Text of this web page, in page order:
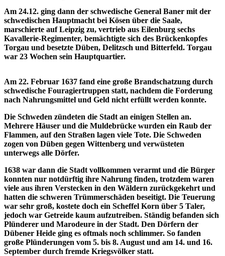
Am 24.12. ging dann der schwedische General Baner mit der
schwedischen Hauptmacht bei Kösen über die Saale,
marschierte auf Leipzig zu, vertrieb aus Eilenburg sechs
Kavallerie-Regimenter, bemächtigte sich des Brückenkopfes
Torgau und besetzte Düben, Delitzsch und Bitterfeld. Torgau
war 23 Wochen sein Hauptquartier.
Am 22. Februar 1637 fand eine große Brandschatzung durch
schwedische Fouragiertruppen statt, nachdem die Forderung
nach Nahrungsmittel und Geld nicht erfüllt werden konnte.
Die Schweden zündeten die Stadt an einigen Stellen an.
Mehrere Häuser und die Muldebrücke wurden ein Raub der
Flammen, auf den Straßen lagen viele Tote. Die Schweden
zogen von Düben gegen Wittenberg und verwüsteten
unterwegs alle Dörfer.
1638 war dann die Stadt vollkommen verarmt und die Bürger
konnten nur notdürftig ihre Nahrung finden, trotzdem waren
viele aus ihren Verstecken in den Wäldern zurückgekehrt und
hatten die schweren Trümmerschäden beseitigt. Die Teuerung
war sehr groß, kostete doch ein Scheffel Korn über 5 Taler,
jedoch war Getreide kaum aufzutreiben. Ständig befanden sich
Plünderer und Marodeure in der Stadt. Den Dörfern der
Dübener Heide ging es oftmals noch schlimmer. So fanden
große Plünderungen vom 5. bis 8. August und am 14. und 16.
September durch fremde Kriegsvölker statt.